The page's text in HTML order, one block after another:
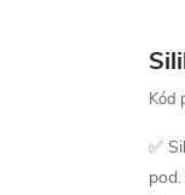
Kód
✅